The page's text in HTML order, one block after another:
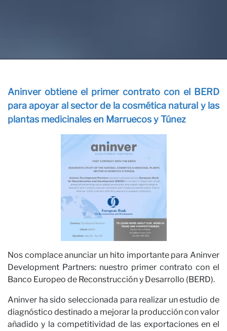
Aninver obtiene el primer contrato con el BERD
para apoyar al sector de la cosmética natural y las
plantas medicinales en Marruecos y Túnez
Nos complace anunciar un hito importante para Aninver
Development Partners: nuestro primer contrato con el
Banco Europeo de Reconstrucción y Desarrollo (BERD).
Aninver ha sido seleccionada para realizar un estudio de
diagnóstico destinado a mejorar la producción con valor
añadido y la competitividad de las exportaciones en el